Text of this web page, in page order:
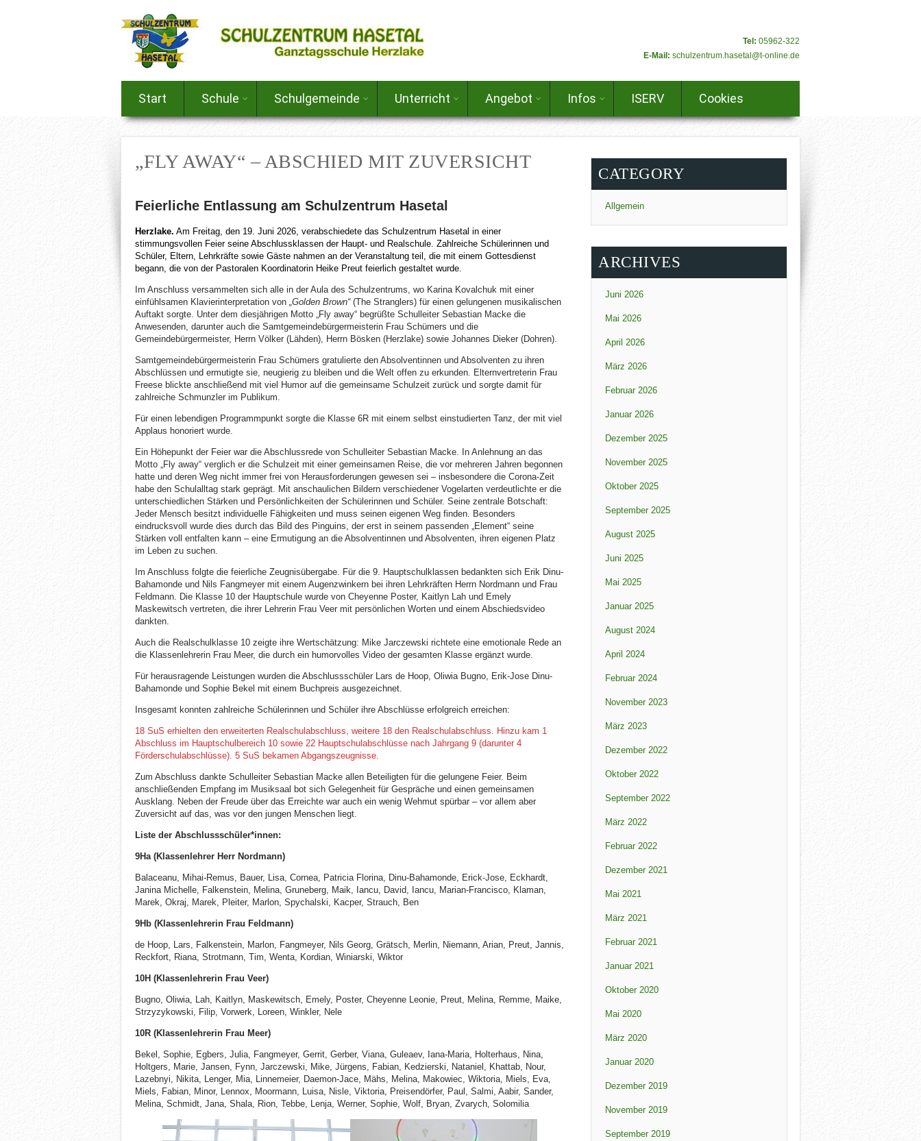
Tel: 05962-322
E-Mail: schulzentrum.hasetal@t-online.de
Start Schule Schulgemeinde Unterricht Angebot Infos ISERV Cookies
„FLY AWAY“ – ABSCHIED MIT ZUVERSICHT
Feierliche Entlassung am Schulzentrum Hasetal
Herzlake. Am Freitag, den 19. Juni 2026, verabschiedete das Schulzentrum Hasetal in einer
stimmungsvollen Feier seine Abschlussklassen der Haupt- und Realschule. Zahlreiche Schülerinnen und
Schüler, Eltern, Lehrkräfte sowie Gäste nahmen an der Veranstaltung teil, die mit einem Gottesdienst
begann, die von der Pastoralen Koordinatorin Heike Preut feierlich gestaltet wurde.
Im Anschluss versammelten sich alle in der Aula des Schulzentrums, wo Karina Kovalchuk mit einer
einfühlsamen Klavierinterpretation von „Golden Brown“(The Stranglers) für einen gelungenen musikalischen
Auftakt sorgte. Unter dem diesjährigen Motto „Fly away“ begrüßte Schulleiter Sebastian Macke die
Anwesenden, darunter auch die Samtgemeindebürgermeisterin Frau Schümers und die
Gemeindebürgermeister, Herrn Völker (Lähden), Herrn Bösken (Herzlake) sowie Johannes Dieker (Dohren).
Samtgemeindebürgermeisterin Frau Schümers gratulierte den Absolventinnen und Absolventen zu ihren
Abschlüssen und ermutigte sie, neugierig zu bleiben und die Welt offen zu erkunden. Elternvertreterin Frau
Freese blickte anschließend mit viel Humor auf die gemeinsame Schulzeit zurück und sorgte damit für
zahlreiche Schmunzler im Publikum.
Für einen lebendigen Programmpunkt sorgte die Klasse 6R mit einem selbst einstudierten Tanz, der mit viel
Applaus honoriert wurde.
Ein Höhepunkt der Feier war die Abschlussrede von Schulleiter Sebastian Macke. In Anlehnung an das
Motto „Fly away“ verglich er die Schulzeit mit einer gemeinsamen Reise, die vor mehreren Jahren begonnen
hatte und deren Weg nicht immer frei von Herausforderungen gewesen sei – insbesondere die Corona-Zeit
habe den Schulalltag stark geprägt. Mit anschaulichen Bildern verschiedener Vogelarten verdeutlichte er die
unterschiedlichen Stärken und Persönlichkeiten der Schülerinnen und Schüler. Seine zentrale Botschaft:
Jeder Mensch besitzt individuelle Fähigkeiten und muss seinen eigenen Weg finden. Besonders
eindrucksvoll wurde dies durch das Bild des Pinguins, der erst in seinem passenden „Element“ seine
Stärken voll entfalten kann – eine Ermutigung an die Absolventinnen und Absolventen, ihren eigenen Platz
im Leben zu suchen.
Im Anschluss folgte die feierliche Zeugnisübergabe. Für die 9. Hauptschulklassen bedankten sich Erik Dinu-
Bahamonde und Nils Fangmeyer mit einem Augenzwinkern bei ihren Lehrkräften Herrn Nordmann und Frau
Feldmann. Die Klasse 10 der Hauptschule wurde von Cheyenne Poster, Kaitlyn Lah und Emely
Maskewitsch vertreten, die ihrer Lehrerin Frau Veer mit persönlichen Worten und einem Abschiedsvideo
dankten.
Auch die Realschulklasse 10 zeigte ihre Wertschätzung: Mike Jarczewski richtete eine emotionale Rede an
die Klassenlehrerin Frau Meer, die durch ein humorvolles Video der gesamten Klasse ergänzt wurde.
Für herausragende Leistungen wurden die Abschlussschüler Lars de Hoop, Oliwia Bugno, Erik-Jose Dinu-
Bahamonde und Sophie Bekel mit einem Buchpreis ausgezeichnet.
Insgesamt konnten zahlreiche Schülerinnen und Schüler ihre Abschlüsse erfolgreich erreichen:
18 SuS erhielten den erweiterten Realschulabschluss, weitere 18 den Realschulabschluss. Hinzu kam 1
Abschluss im Hauptschulbereich 10 sowie 22 Hauptschulabschlüsse nach Jahrgang 9 (darunter 4
Förderschulabschlüsse). 5 SuS bekamen Abgangszeugnisse.
Zum Abschluss dankte Schulleiter Sebastian Macke allen Beteiligten für die gelungene Feier. Beim
anschließenden Empfang im Musiksaal bot sich Gelegenheit für Gespräche und einen gemeinsamen
Ausklang. Neben der Freude über das Erreichte war auch ein wenig Wehmut spürbar – vor allem aber
Zuversicht auf das, was vor den jungen Menschen liegt.
Liste der Abschlussschüler*innen:
9Ha (Klassenlehrer Herr Nordmann)
Balaceanu, Mihai-Remus, Bauer, Lisa, Cornea, Patricia Florina, Dinu-Bahamonde, Erick-Jose, Eckhardt,
Janina Michelle, Falkenstein, Melina, Gruneberg, Maik, Iancu, David, Iancu, Marian-Francisco, Klaman,
Marek, Okraj, Marek, Pleiter, Marlon, Spychalski, Kacper, Strauch, Ben
9Hb (Klassenlehrerin Frau Feldmann)
de Hoop, Lars, Falkenstein, Marlon, Fangmeyer, Nils Georg, Grätsch, Merlin, Niemann, Arian, Preut, Jannis,
Reckfort, Riana, Strotmann, Tim, Wenta, Kordian, Winiarski, Wiktor
10H (Klassenlehrerin Frau Veer)
Bugno, Oliwia, Lah, Kaitlyn, Maskewitsch, Emely, Poster, Cheyenne Leonie, Preut, Melina, Remme, Maike,
Strzyzykowski, Filip, Vorwerk, Loreen, Winkler, Nele
10R (Klassenlehrerin Frau Meer)
Bekel, Sophie, Egbers, Julia, Fangmeyer, Gerrit, Gerber, Viana, Guleaev, Iana-Maria, Holterhaus, Nina,
Holtgers, Marie, Jansen, Fynn, Jarczewski, Mike, Jürgens, Fabian, Kedzierski, Nataniel, Khattab, Nour,
Lazebnyi, Nikita, Lenger, Mia, Linnemeier, Daemon-Jace, Mähs, Melina, Makowiec, Wiktoria, Miels, Eva,
Miels, Fabian, Minor, Lennox, Moormann, Luisa, Nisle, Viktoria, Preisendörfer, Paul, Salmi, Aabir, Sander,
Melina, Schmidt, Jana, Shala, Rion, Tebbe, Lenja, Werner, Sophie, Wolf, Bryan, Zvarych, Solomilia
CATEGORY
Allgemein
ARCHIVES
Juni 2026
Mai 2026
April 2026
März 2026
Februar 2026
Januar 2026
Dezember 2025
November 2025
Oktober 2025
September 2025
August 2025
Juni 2025
Mai 2025
Januar 2025
August 2024
April 2024
Februar 2024
November 2023
März 2023
Dezember 2022
Oktober 2022
September 2022
März 2022
Februar 2022
Dezember 2021
Mai 2021
März 2021
Februar 2021
Januar 2021
Oktober 2020
Mai 2020
März 2020
Januar 2020
Dezember 2019
November 2019
September 2019